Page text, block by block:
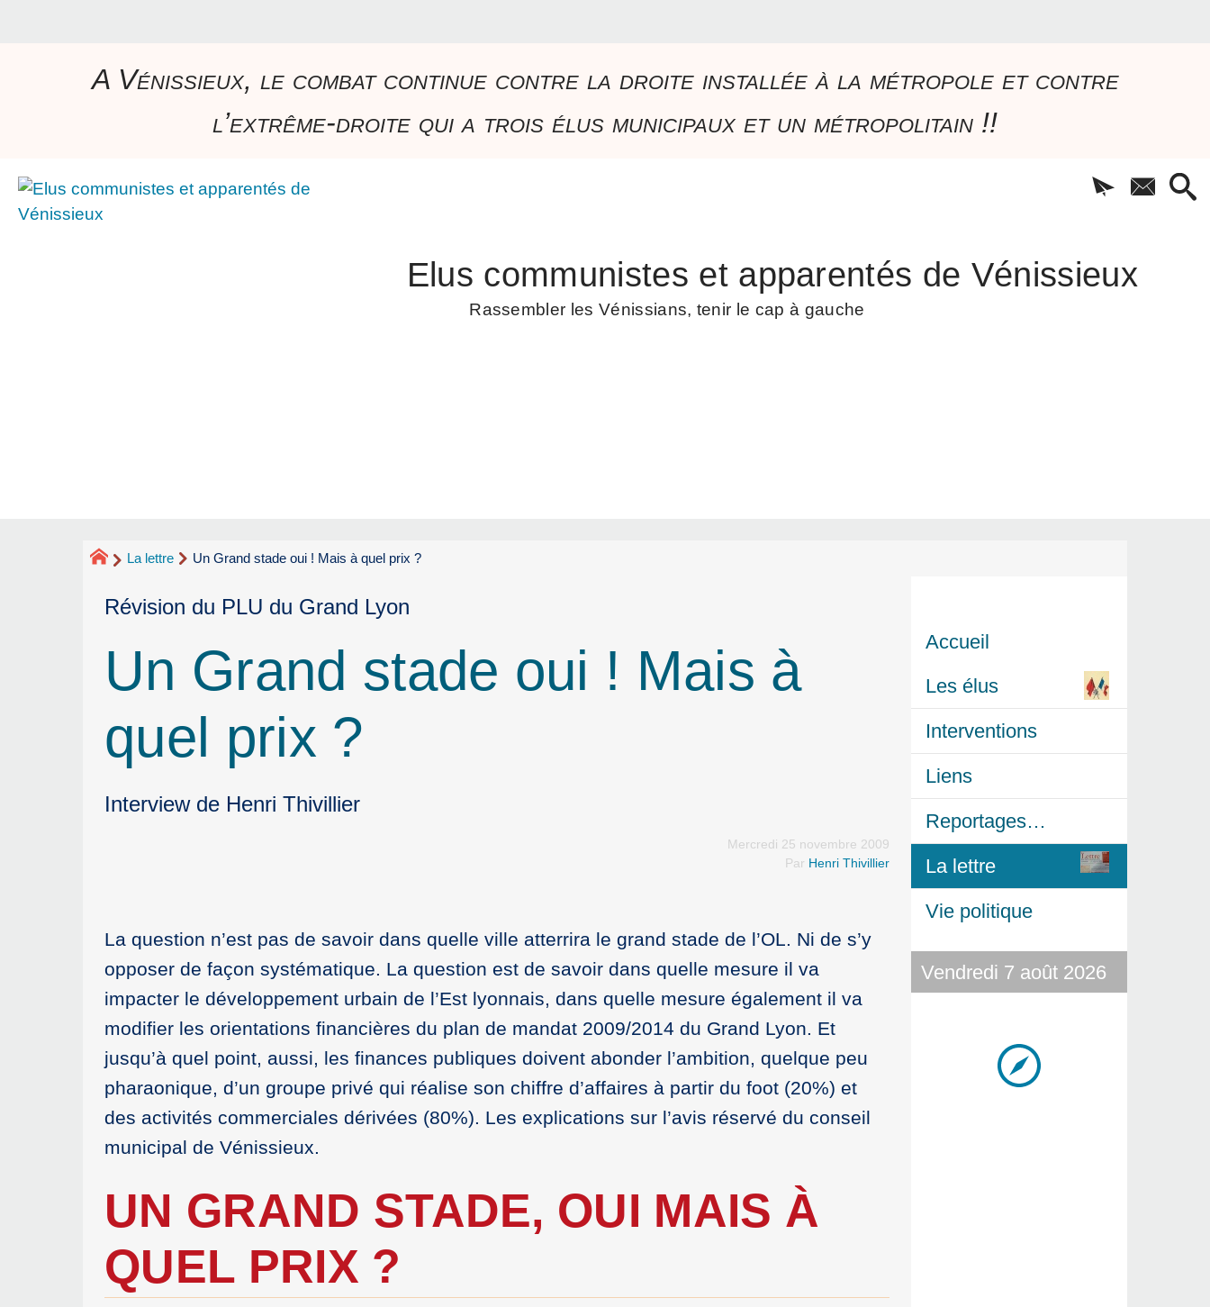
A Vénissieux, le combat continue contre la droite installée à la métropole et contre
l’extrême-droite qui a trois élus municipaux et un métropolitain !!
Elus communistes et apparentés de Vénissieux
Rassembler les Vénissians, tenir le cap à gauche
La lettre Un Grand stade oui ! Mais à quel prix ?
Révision du PLU du Grand Lyon
Un Grand stade oui ! Mais à
quel prix ?
Interview de Henri Thivillier
Mercredi 25 novembre 2009
Par Henri Thivillier
La question n’est pas de savoir dans quelle ville atterrira le grand stade de l’OL. Ni de s’y
opposer de façon systématique. La question est de savoir dans quelle mesure il va
impacter le développement urbain de l’Est lyonnais, dans quelle mesure également il va
modifier les orientations financières du plan de mandat 2009/2014 du Grand Lyon. Et
jusqu’à quel point, aussi, les finances publiques doivent abonder l’ambition, quelque peu
pharaonique, d’un groupe privé qui réalise son chiffre d’affaires à partir du foot (20%) et
des activités commerciales dérivées (80%). Les explications sur l’avis réservé du conseil
municipal de Vénissieux.
UN GRAND STADE, OUI MAIS À
QUEL PRIX ?
Accueil
Les élus
Interventions
Liens
Reportages…
La lettre
Vie politique
Vendredi 7 août 2026